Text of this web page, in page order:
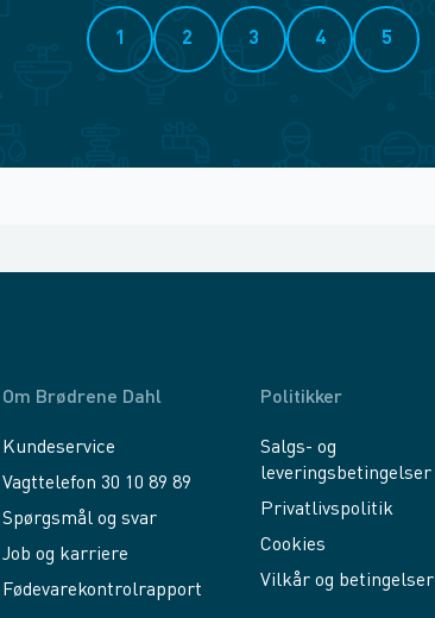
1 2 3 4 5
Om Brødrene Dahl
Kundeservice
Vagttelefon 30 10 89 89
Spørgsmål og svar
Job og karriere
Fødevarekontrolrapport
Politikker
Salgs- og
leveringsbetingelser
Privatlivspolitik
Cookies
Vilkår og betingelser